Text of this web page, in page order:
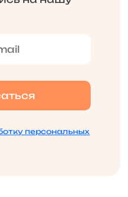
персональных